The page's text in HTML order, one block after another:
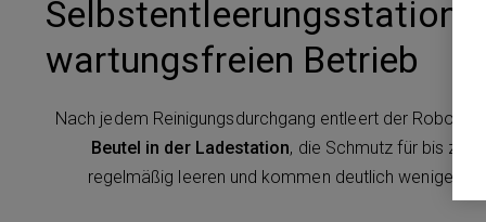
Selbstentleerungsstation
wartungsfreien Betrieb
Nach jedem Reinigungsdurchgang entleert der
Beutel in der Ladestation, die Schmutz für bis zu
regelmäßig leeren und kommen deutlich weniger